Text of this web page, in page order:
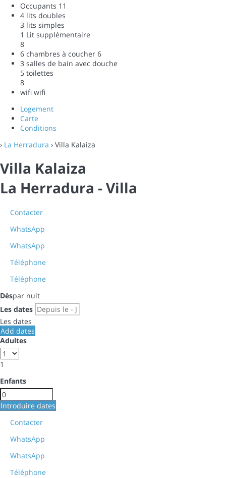
Occupants 11
4 lits doubles
3 lits simples
1 Lit supplémentaire
8
6 chambres à coucher 6
3 salles de bain avec douche
5 toilettes
8
wifi wifi
Logement
Carte
Conditions
› La Herradura › Villa Kalaiza
Villa Kalaiza
La Herradura -Villa
Contacter
WhatsApp
WhatsApp
Téléphone
Téléphone
Dèspar nuit
Les dates
Les dates
Add dates
Adultes
1
Enfants
Introduire dates
Contacter
WhatsApp
WhatsApp
Téléphone